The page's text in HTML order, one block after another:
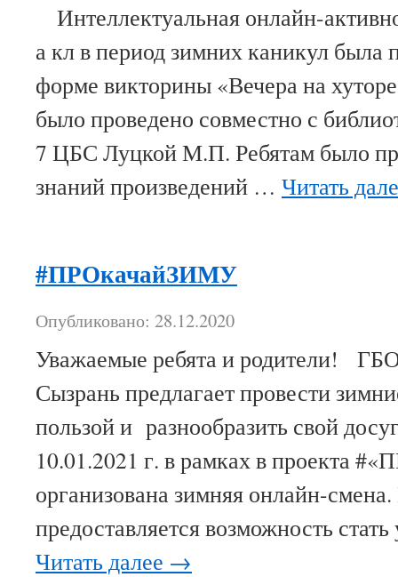
Интеллектуальная онлайн-
а кл в период зимних каникул была
форме викторины «Вечера на
было проведено совместно с
7 ЦБС Луцкой М.П. Ребятам было
знаний произведений … Читать
#ПРОкачайЗИМУ
Опубликовано: 28.12.2020
Уважаемые ребята и родители!
Сызрань предлагает провести
пользой и разнообразить свой
10.01.2021 г. в рамках в проекта
организована зимняя онлайн-
предоставляется возможность
Читать далее →